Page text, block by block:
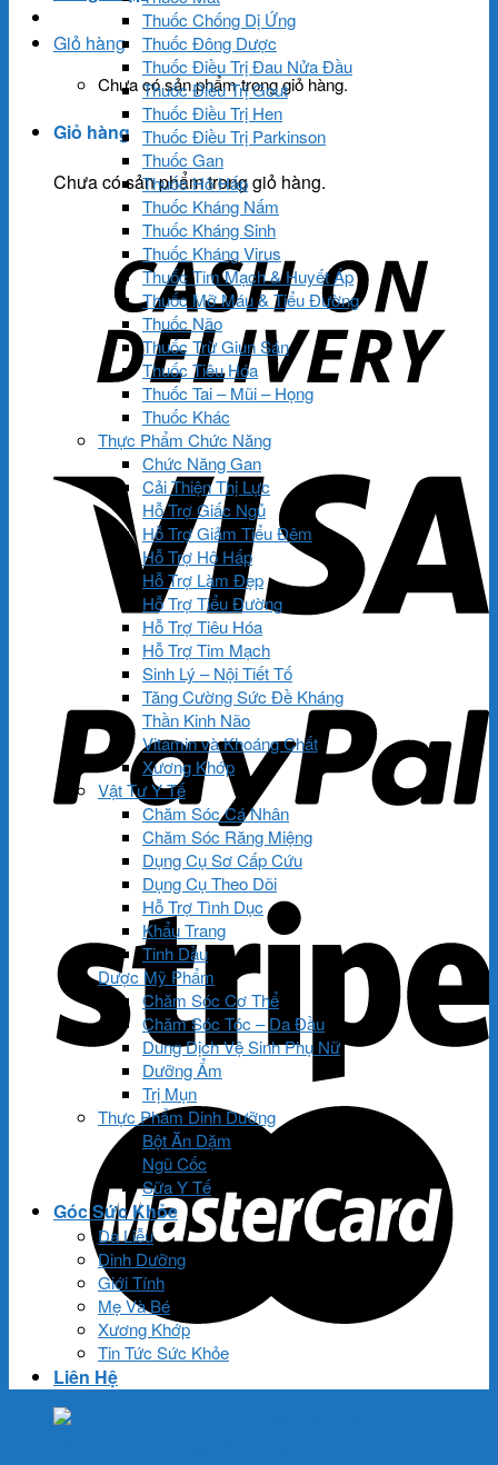
Giỏ hàng
Chưa có sản phẩm trong giỏ hàng.
Giỏ hàng
Chưa có sản phẩm trong giỏ hàng.
Thuốc Chống Dị Ứng
Thuốc Đông Dược
Thuốc Điều Trị Đau Nửa Đầu
Thuốc Điều Trị Gout
Thuốc Điều Trị Hen
Thuốc Điều Trị Parkinson
Thuốc Gan
Thuốc Hô Hấp
Thuốc Kháng Nấm
Thuốc Kháng Sinh
Thuốc Kháng Virus
Thuốc Tim Mạch & Huyết Áp
Thuốc Mỡ Máu & Tiểu Đường
Thuốc Não
Thuốc Trừ Giun Sán
Thuốc Tiêu Hóa
Thuốc Tai – Mũi – Họng
Thuốc Khác
Thực Phẩm Chức Năng
Chức Năng Gan
Cải Thiện Thị Lực
Hỗ Trợ Giấc Ngủ
Hỗ Trợ Giảm Tiểu Đêm
Hỗ Trợ Hô Hấp
Hỗ Trợ Làm Đẹp
Hỗ Trợ Tiểu Đường
Hỗ Trợ Tiêu Hóa
Hỗ Trợ Tim Mạch
Sinh Lý – Nội Tiết Tố
Tăng Cường Sức Đề Kháng
Thần Kinh Não
Vitamin và Khoáng Chất
Xương Khớp
Vật Tư Y Tế
Chăm Sóc Cá Nhân
Chăm Sóc Răng Miệng
Dụng Cụ Sơ Cấp Cứu
Dụng Cụ Theo Dõi
Hỗ Trợ Tình Dục
Khẩu Trang
Tinh Dầu
Dược Mỹ Phẩm
Chăm Sóc Cơ Thể
Chăm Sóc Tóc – Da Đầu
Dung Dịch Vệ Sinh Phụ Nữ
Dưỡng Ẩm
Trị Mụn
Thực Phẩm Dinh Dưỡng
Bột Ăn Dặm
Ngũ Cốc
Sữa Y Tế
Góc Sức Khỏe
Da Liễu
Dinh Dưỡng
Giới Tính
Mẹ Và Bé
Xương Khớp
Tin Tức Sức Khỏe
Liên Hệ